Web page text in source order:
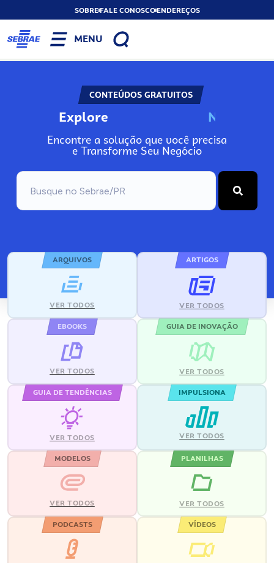
SOBREFALE CONOSCOENDEREÇOS
MENU
CONTEÚDOS GRATUITOS
Explore N
Encontre a solução que você precisa
e Transforme Seu Negócio
ARQUIVOS
VER TODOS
ARTIGOS
VER TODOS
EBOOKS
VER TODOS
GUIA DE INOVAÇÃO
VER TODOS
GUIA DE TENDÊNCIAS
VER TODOS
IMPULSIONA
VER TODOS
MODELOS
VER TODOS
PLANILHAS
VER TODOS
PODCASTS VÍDEOS